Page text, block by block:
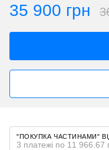
35 900 грн
"ПОКУПКА ЧАСТИНАМИ"
3 платежі по 11 966.67